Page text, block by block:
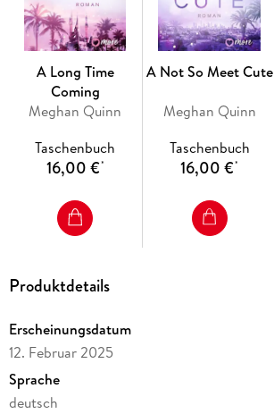
A Long Time
Coming
Meghan Quinn
Taschenbuch
16,00 €*
A Not So Meet Cute
Meghan Quinn
Taschenbuch
16,00 €*
Produktdetails
Erscheinungsdatum
12. Februar 2025
Sprache
deutsch